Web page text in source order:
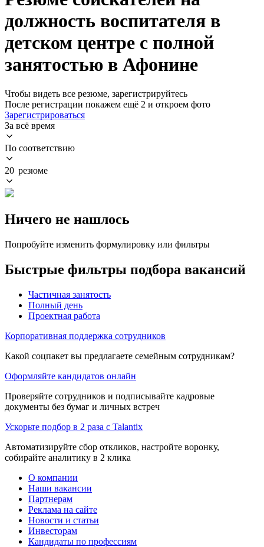
должность воспитателя в
детском центре с полной
занятостью в Афонине
Чтобы видеть все резюме, зарегистрируйтесь
После регистрации покажем ещё 2 и откроем фото
Зарегистрироваться
За всё время
По соответствию
20 резюме
Ничего не нашлось
Попробуйте изменить формулировку или фильтры
Быстрые фильтры подбора вакансий
Частичная занятость
Полный день
Проектная работа
Корпоративная поддержка сотрудников
Какой соцпакет вы предлагаете семейным сотрудникам?
Оформляйте кандидатов онлайн
Проверяйте сотрудников и подписывайте кадровые
документы без бумаг и личных встреч
Ускорьте подбор в 2 раза с Talantix
Автоматизируйте сбор откликов, настройте воронку,
собирайте аналитику в 2 клика
О компании
Наши вакансии
Партнерам
Реклама на сайте
Новости и статьи
Инвесторам
Кандидаты по профессиям